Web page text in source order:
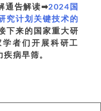
通告解读➡2024国
究计划关键技术的
下来的国家重大研
者们开展科研工
病早筛。